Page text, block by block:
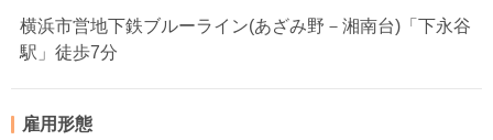
横浜市営地下鉄ブルーライン(あざみ野－湘南台)「下永谷
駅」徒歩7分
雇用形態